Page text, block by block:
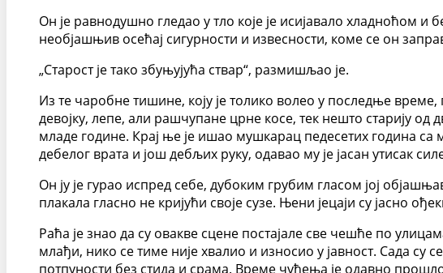
Он је равнодушно гледао у тло које је исијавало хладноћом
необјашњив осећај сигурности и извесности, коме се он
„Старост је тако збуњујућа ствар“, размишљао је.
Из те чаробне тишине, коју је толико волео у последње
девојку, лепе, али рашчупане црне косе, тек нешто старију
младе године. Крај ње је ишао мушкарац педесетих година
дебелог врата и још дебљих руку, одавао му је јасан утисак
Он ју је гурао испред себе, дубоким грубим гласом јој
плакала гласно не кријући своје сузе. Њени јецаји су јасно
Раћа је знао да су овакве сцене постајале све чешће по
млађи, нико се тиме није хвалио и износио у јавност. Сада
потпуности без стида и срама. Време чуђења је одавно